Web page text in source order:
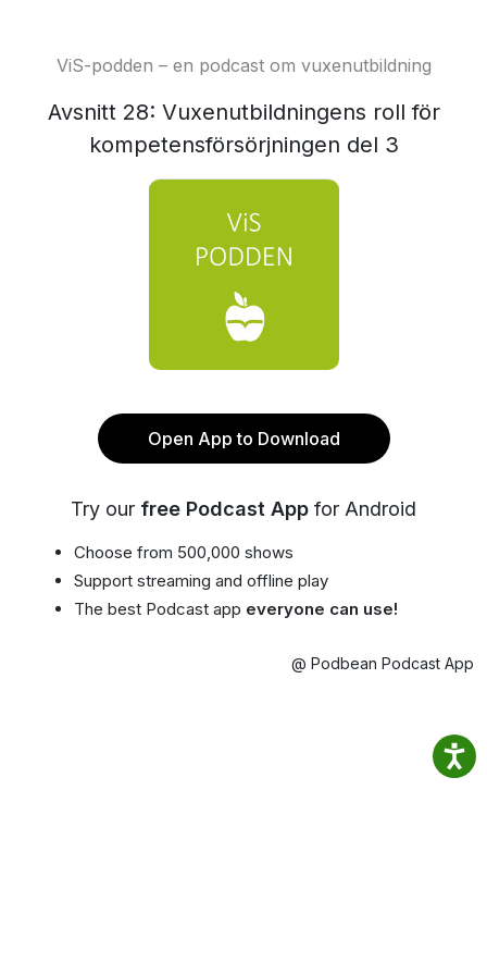
ViS-podden – en podcast om vuxenutbildning
Avsnitt 28: Vuxenutbildningens roll för
kompetensförsörjningen del 3
Open App to Download
Try our free Podcast App for Android
Choose from 500,000 shows
Support streaming and offline play
The best Podcast app everyone can use!
@ Podbean Podcast App